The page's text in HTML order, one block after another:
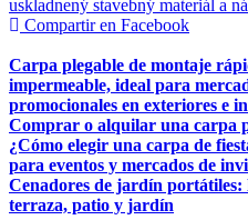
Compartir en Facebook
Carpa plegable de montaje
impermeable, ideal para
promocionales en exteriores e
Comprar o alquilar una carpa
¿Cómo elegir una carpa de
para eventos y mercados de
Cenadores de jardín portátiles:
terraza, patio y jardín